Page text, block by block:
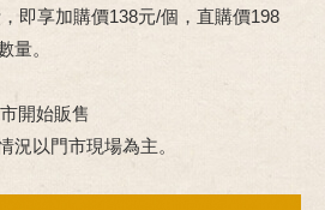
即享加購價138元/個，直購價198
量。
開始販售
以門市現場為主。